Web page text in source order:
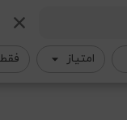
امتیاز